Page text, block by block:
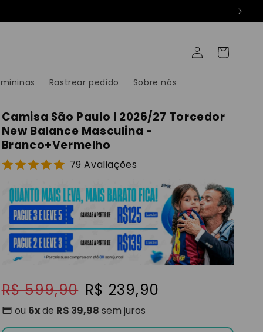
Rastrear pedido Sobre nós
Fazer
login
Carrinho
Camisa São Paulo I 2026/27 Torcedor
New Balance Masculina -
Branco+Vermelho
79 Avaliações
Preço
normal
R$ 599,90 Preço
promocional
R$ 239,90
ou 6xde R$ 39,98 sem juros